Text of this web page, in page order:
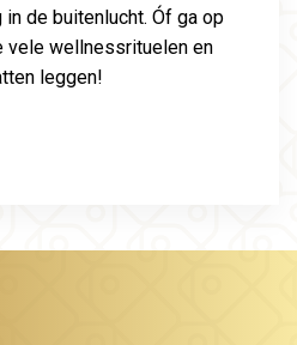
de buitenlucht. Óf ga op
vele wellnessrituelen en
leggen!